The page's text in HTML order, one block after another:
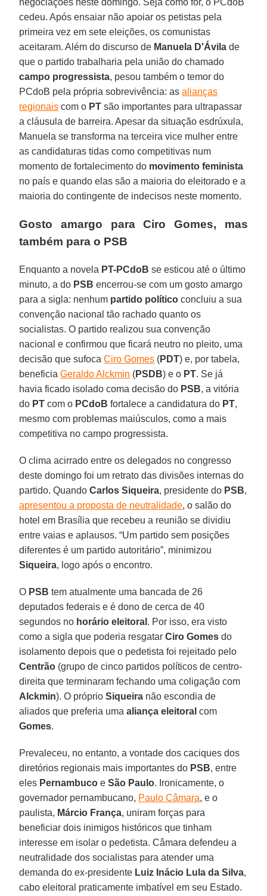
cedeu. Após ensaiar não apoiar os petistas pela
primeira vez em sete eleições, os comunistas
aceitaram. Além do discurso de Manuela D'Ávila de
que o partido trabalharia pela união do chamado
campo progressista, pesou também o temor do
PCdoB pela própria sobrevivência: asalianças
regionais com o PT são importantes para ultrapassar
a cláusula de barreira. Apesar da situação esdrúxula,
Manuela se transforma na terceira vice mulher entre
as candidaturas tidas como competitivas num
momento de fortalecimento do movimento feminista
no país e quando elas são a maioria do eleitorado e a
maioria do contingente de indecisos neste momento.
Gosto amargo para Ciro Gomes, mas
também para o PSB
Enquanto a novela PT-PCdoB se esticou até o último
minuto, a do PSB encerrou-se com um gosto amargo
para a sigla: nenhum partido político concluiu a sua
convenção nacional tão rachado quanto os
socialistas. O partido realizou sua convenção
nacional e confirmou que ficará neutro no pleito, uma
decisão que sufocaCiro Gomes (PDT) e, por tabela,
beneficiaGeraldo Alckmin (PSDB) e o PT. Se já
havia ficado isolado coma decisão do PSB, a vitória
do PT com o PCdoB fortalece a candidatura do PT,
mesmo com problemas maiúsculos, como a mais
competitiva no campo progressista.
O clima acirrado entre os delegados no congresso
deste domingo foi um retrato das divisões internas do
partido. QuandoCarlos Siqueira, presidente do PSB,
apresentou a proposta de neutralidade, o salão do
hotel em Brasília que recebeu a reunião se dividiu
entre vaias e aplausos. “Um partido sem posições
diferentes é um partido autoritário”, minimizou
Siqueira, logo após o encontro.
O PSB tem atualmente uma bancada de 26
deputados federais e é dono de cerca de 40
segundos no horário eleitoral . Por isso, era visto
como a sigla que poderia resgatarCiro Gomes do
isolamento depois que o pedetista foi rejeitado pelo
Centrão (grupo de cinco partidos políticos de centro-
direita que terminaram fechando uma coligação com
Alckmin). O próprioSiqueira não escondia de
aliados que preferia umaaliança eleitoral com
Gomes.
Prevaleceu, no entanto, a vontade dos caciques dos
diretórios regionais mais importantes do PSB, entre
eles Pernambuco eSão Paulo. Ironicamente, o
governador pernambucano, Paulo Câmara, e o
paulista, Márcio França, uniram forças para
beneficiar dois inimigos históricos que tinham
interesse em isolar o pedetista. Câmara defendeu a
neutralidade dos socialistas para atender uma
demanda do ex-presidente Luiz Inácio Lula da Silva,
cabo eleitoral praticamente imbatível em seu Estado.